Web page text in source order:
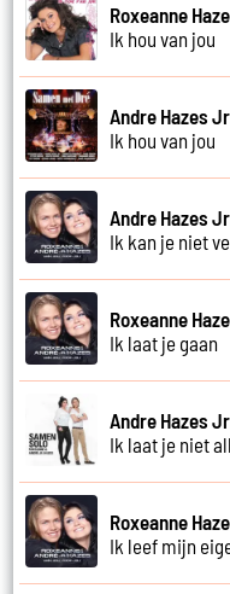
Roxeanne
Ik hou van jou
Andre Hazes
Ik hou van jou
Andre Hazes
Ik kan je niet
Roxeanne
Ik laat je gaan
Andre Hazes
Ik laat je niet
Roxeanne
Ik leef mijn